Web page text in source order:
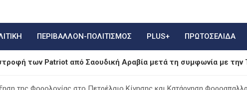
ΠΕΡΙΒΑΛΛΟΝ-ΠΟΛΙΤΙΣΜΟΣ PLUS+ ΠΡΩΤΟΣΈΛΙΔΑ
των Patriot από Σαουδική Αραβία μετά τη συμφωνία με την
2026: Αποκαλύπτεται η ιστορία πίσω από το «Φεγγάρι